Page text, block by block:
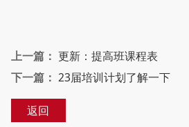
上一篇： 更新：提高班课程表
下一篇： 23届培训计划了解一下
返回